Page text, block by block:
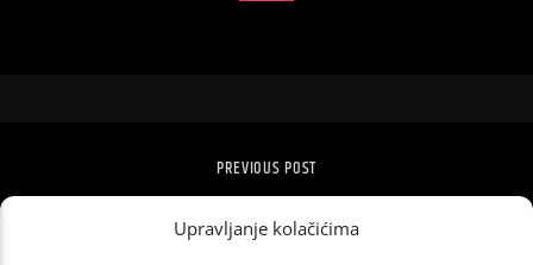
Upravljanje kolačićima
PREVIOUS POST
BESPLATNI RAZGLEDI GRADA ZA
ZAGREPČANE